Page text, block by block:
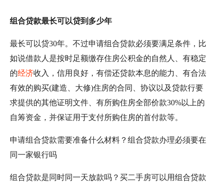
组合贷款最长可以贷到多少年
最长可以贷30年。不过申请组合贷款必须要满足条件，比
如说借款人是按时足额缴存住房公积金的自然人、有稳定
的经济收入，信用良好，有偿还贷款本息的能力、有合法
有效的购买(建造、大修)住房的合同、协议以及贷款行要
求提供的其他证明文件、有所购住房全部价款30%以上的
自筹资金，并保证用于支付所购住房的首付款等。
申请组合贷款需要准备什么材料？组合贷款办理必须要在
同一家银行吗
组合贷款是同时同一天放款吗？买二手房可以用组合贷款